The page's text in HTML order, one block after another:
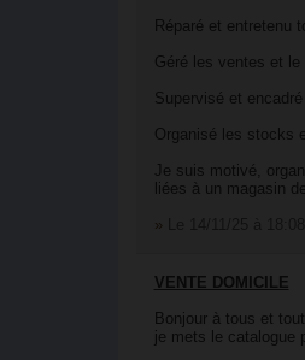
Réparé et entretenu
Géré les ventes et
Supervisé et
Organisé les stocks
Je suis motivé,
liées à un magasin
»
VENTE DOMICILE
Bonjour à tous et
je mets le catalogue